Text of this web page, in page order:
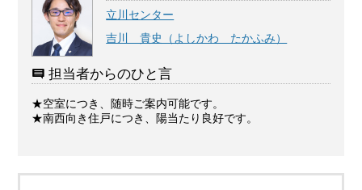
立川センター
吉川 貴史（よしかわ たかふみ）
担当者からのひと言
★空室につき、随時ご案内可能です。
★南西向き住戸につき、陽当たり良好です。